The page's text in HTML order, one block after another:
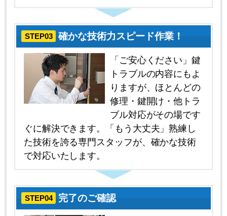
STEP03 確かな技術力スピード作業！
「ご安心ください」鍵
トラブルの内容にもよ
りますが、ほとんどの
修理・鍵開け・他トラ
ブル対応がその場です
ぐに解決できます。「もう大丈夫」熟練し
た技術を誇る専門スタッフが、確かな技術
で対応いたします。
STEP04 完了のご確認